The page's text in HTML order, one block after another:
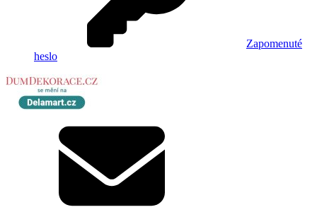
Zapomenuté
heslo